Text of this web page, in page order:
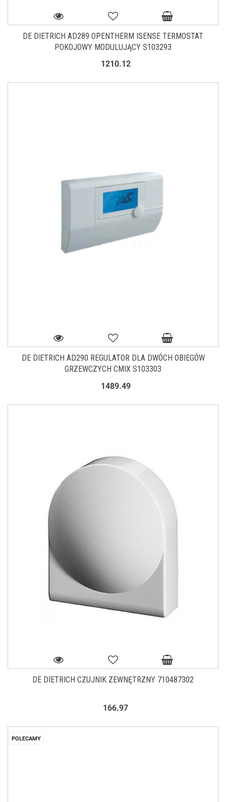
DE DIETRICH AD289 OPENTHERM ISENSE TERMOSTAT
POKOJOWY MODULUJĄCY S103293
1210.12
DE DIETRICH AD290 REGULATOR DLA DWÓCH OBIEGÓW
GRZEWCZYCH CMIX S103303
1489.49
DE DIETRICH CZUJNIK ZEWNĘTRZNY 710487302
166.97
POLECAMY